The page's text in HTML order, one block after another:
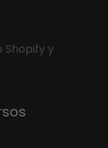
Shopify y